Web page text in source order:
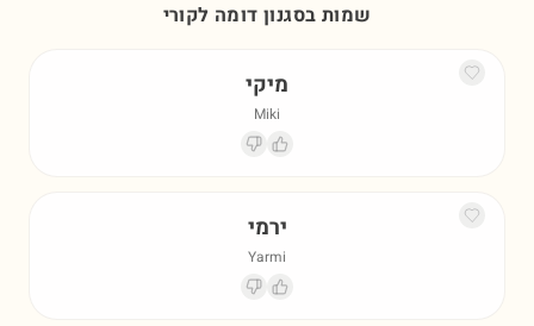
שמות בסגנון דומה לקורי
מיקי
Miki
ירמי
Yarmi